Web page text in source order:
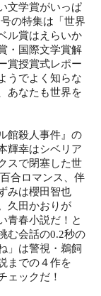
文学賞がいっぱ
の特集は「世界
ル賞はえらいか
・国際文学賞解
賞授賞式レポー
うでよく知らな
あなたも世界を
館殺人事件』の
輝幸はシベリア
スで閉塞した世
合ロマンス、伴
みは櫻田智也
久田かおりが
青春小説だ！と
む会話の0.2秒の
」は警視・鵜飼
までの４作を
ェックだ！